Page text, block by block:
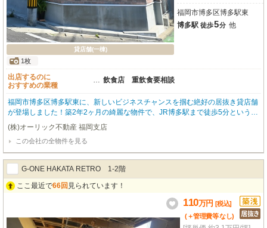
貸店舗(一棟)
1枚
福岡市博多区博多駅東
博多駅 徒歩5分 他
出店するのに
おすすめの業種
… 飲食店 重飲食要相談
福岡市博多区博多駅東に、新しいビジネスチャンスを掴む絶好の居抜き貸店舗
が登場しました！築2年2ヶ月の綺麗な物件で、JR博多駅まで徒歩5分というア
クセス抜群の立地が魅力です。複数路線が利用でき、お客様にとっても従業員
様にとっても大変便利な場所ですね。周辺にはコンビニや飲食店、ドラッグス
トアなどが徒歩1分圏内に揃い、ビジネスを強力にサポートしてくれるでしょ
う。広々とした175.93㎡の空間には、バーや寿司屋の設備がそのまま残ってお
り、初期費用を抑えてすぐに開業したい飲食店オーナー様にぴったりです。
(株)オーリック不動産 福岡支店
この会社の全物件を見る
G-ONE HAKATA RETRO 1‐2階
ここ最近で66回 見られています！
110万円 [税込]
(＋管理費等なし)